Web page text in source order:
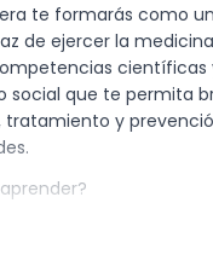
te formarás como
de ejercer la
científicas
social que te permita
tratamiento y